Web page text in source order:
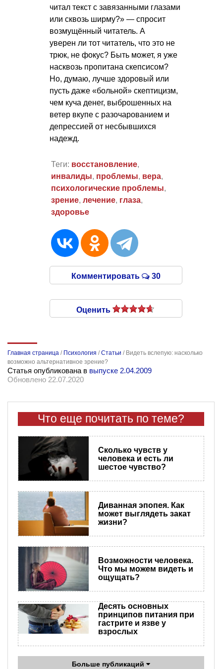
читал текст с завязанными глазами
или сквозь ширму?» — спросит
возмущённый читатель. А
уверен ли тот читатель, что это не
трюк, не фокус? Быть может, я уже
насквозь пропитана скепсисом?
Но, думаю, лучше здоровый или
пусть даже «больной» скептицизм,
чем куча денег, выброшенных на
ветер вкупе с разочарованием и
депрессией от несбывшихся
надежд.
Теги: восстановление,
инвалиды, проблемы, вера,
психологические проблемы,
зрение, лечение, глаза,
здоровье
Комментировать 30
Оценить
Главная страница / Психология /Статьи / Видеть вслепую: насколько
возможно альтернативное зрение?
Статья опубликована в выпуске 2.04.2009
Обновлено 22.07.2020
Что еще почитать по теме?
Сколько чувств у
человека и есть ли
шестое чувство?
Диванная эпопея. Как
может выглядеть закат
жизни?
Возможности человека.
Что мы можем видеть и
ощущать?
Десять основных
принципов питания при
гастрите и язве у
взрослых
Больше публикаций